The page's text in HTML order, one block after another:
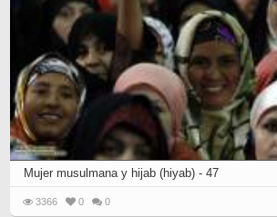
Mujer musulmana y hijab (hiyab) - 47
3366 0 0